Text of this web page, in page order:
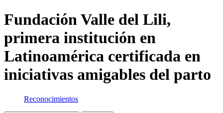
Fundación Valle del Lili,
primera institución en
Latinoamérica certificada en
iniciativas amigables del parto
Reconocimientos